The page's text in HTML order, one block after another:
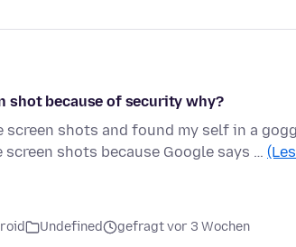
shot because of security why?
screen shots and found my self in a
shots because Google says …
Undefined gefragt vor 3 Wochen